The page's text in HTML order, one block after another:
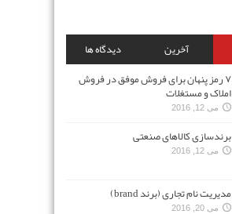
آخرین
دیدگاه ها
۷ رمز پنهان برای فروش موفق در فروش
املاک و مستغلات
می 12, 2016
برندسازی کالاهای صنعتی
می 12, 2016
مدیریت نام تجاری (برند brand)
می 20, 2016